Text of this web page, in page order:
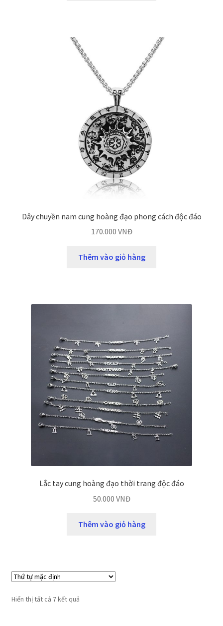
Dây chuyền nam cung hoàng đạo phong cách độc đáo
170.000 VNĐ
Thêm vào giỏ hàng
Lắc tay cung hoàng đạo thời trang độc đáo
50.000 VNĐ
Thêm vào giỏ hàng
Hiển thị tất cả 7 kết quả